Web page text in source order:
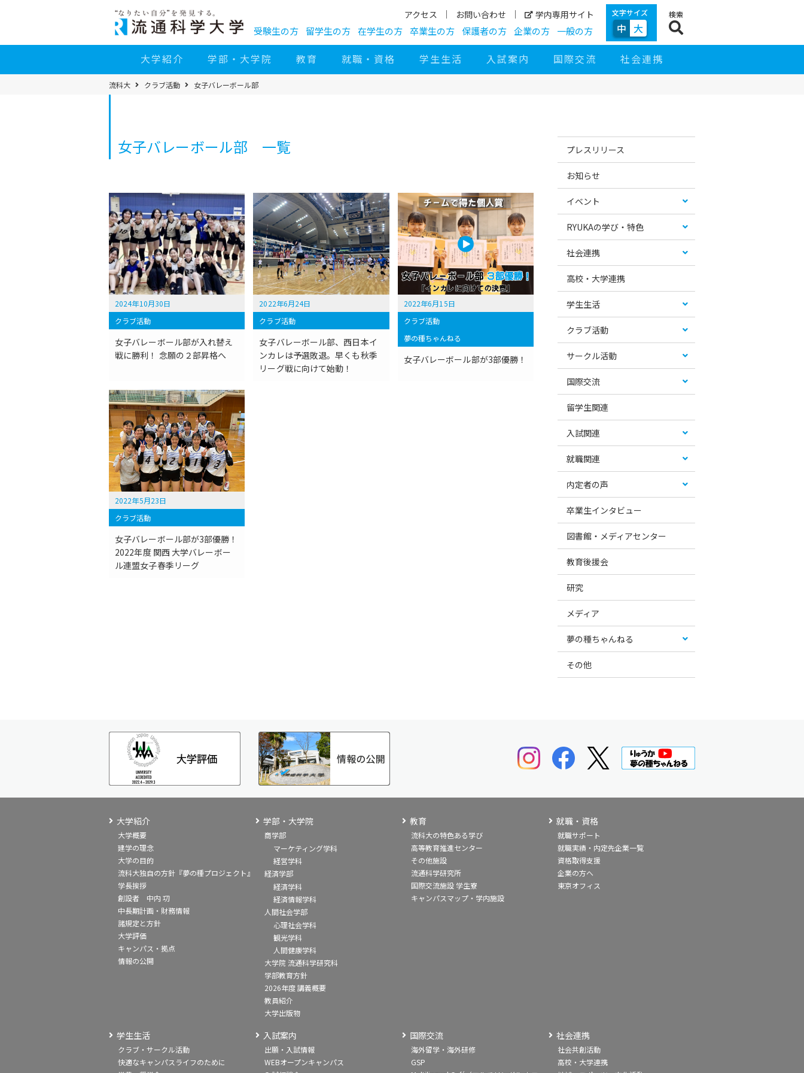
へ
アクセス お問い合わせ 学内専用サイト
受験生の方 留学生の方 在学生の方 卒業生の方 保護者の方 企業の方 一般の方
文字サイズ
中 大
検索
大学紹介 学部・大学院 教育 就職・資格 学生生活 入試案内 国際交流 社会連携
パ
ン
流科大 クラブ活動 女子バレーボール部
女子バレーボール部 一覧
2024年10月30日
クラブ活動
女子バレーボール部が入れ替え
戦に勝利！ 念願の２部昇格へ
2022年6月24日
クラブ活動
女子バレーボール部、西日本イ
ンカレは予選敗退。早くも秋季
リーグ戦に向けて始動！
2022年6月15日
クラブ活動
夢の種ちゃんねる
女子バレーボール部が3部優勝！
2022年5月23日
クラブ活動
女子バレーボール部が3部優勝！
2022年度 関西 大学バレーボー
ル連盟女子春季リーグ
イ
ビ
シ
お
め
テ
カ
リ
ス
プレスリリース
お知らせ
イベント
RYUKAの学び・特色
社会連携
高校・大学連携
学生生活
クラブ活動
サークル活動
国際交流
留学生関連
入試関連
就職関連
内定者の声
卒業生インタビュー
図書館・メディアセンター
教育後援会
研究
メディア
夢の種ちゃんねる
その他
大学紹介
大学概要
建学の理念
大学の目的
流科大独自の方針『夢の種プロジェクト』
学長挨拶
創設者 中内 㓛
中長期計画・財務情報
諸規定と方針
大学評価
キャンパス・拠点
情報の公開
学部・大学院
商学部
マーケティング学科
経営学科
経済学部
経済学科
経済情報学科
人間社会学部
心理社会学科
観光学科
人間健康学科
大学院 流通科学研究科
学部教育方針
2026年度 講義概要
教員紹介
大学出版物
教育
流科大の特色ある学び
高等教育推進センター
その他施設
流通科学研究所
国際交流施設 学生寮
キャンパスマップ・学内施設
就職・資格
就職サポート
就職実績・内定先企業一覧
資格取得支援
企業の方へ
東京オフィス
学生生活
クラブ・サークル活動
快適なキャンパスライフのために
入試案内
出願・入試情報
WEBオープンキャンパス
国際交流
海外留学・海外研修
GSP
社会連携
社会共創活動
高校・大学連携